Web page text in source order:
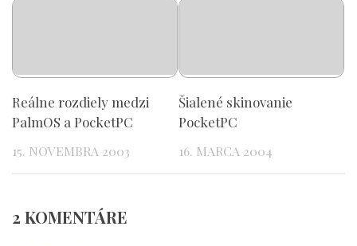
Reálne rozdiely medzi
PalmOS a PocketPC
15. NOVEMBRA 2003
Šialené skinovanie
PocketPC
16. MARCA 2004
2 KOMENTÁRE